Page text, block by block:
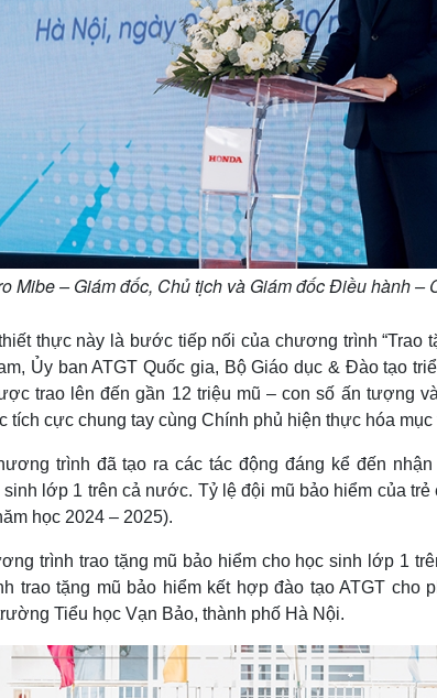
Mibe – Giám đốc, Chủ tịch và Giám đốc Điều hành –
thực này là bước tiếp nối của chương trình “Trao
Ủy ban ATGT Quốc gia, Bộ Giáo dục & Đào tạo
trao lên đến gần 12 triệu mũ – con số ấn tượng
tích cực chung tay cùng Chính phủ hiện thực hóa
trình đã tạo ra các tác động đáng kể đến
lớp 1 trên cả nước. Tỷ lệ đội mũ bảo hiểm của
học 2024 – 2025).
trình trao tặng mũ bảo hiểm cho học sinh lớp 1
trao tặng mũ bảo hiểm kết hợp đào tạo ATGT cho
Tiểu học Vạn Bảo, thành phố Hà Nội.